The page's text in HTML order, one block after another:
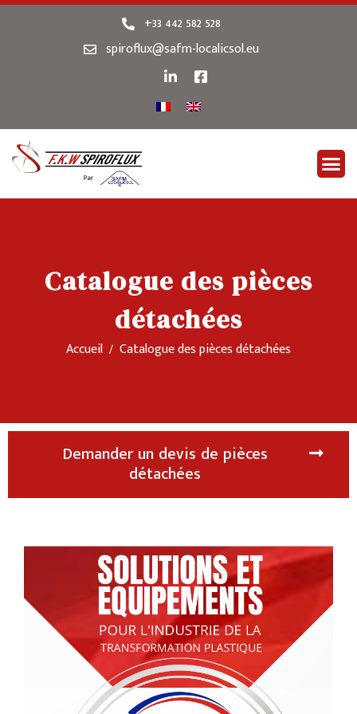
+33 442 582 528
spiroflux@safm-localicsol.eu
Catalogue des pièces
détachées
Accueil Catalogue des pièces détachées
Demander un devis de pièces
détachées